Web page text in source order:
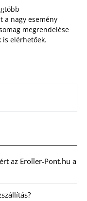
a nagy esemény
megrendelése
is elérhetőek.
az Eroller-Pont.hu a